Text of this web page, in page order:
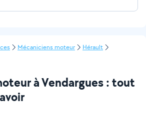
Mécaniciens moteur
Hérault
à Vendargues : tout